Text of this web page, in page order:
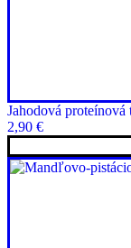
Jahodová
2,90 €